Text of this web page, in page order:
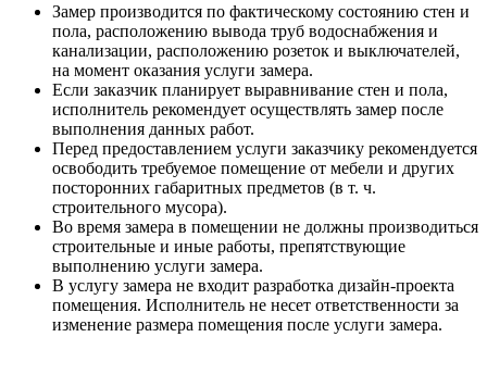
Замер производится по фактическому состоянию стен и
пола, расположению вывода труб водоснабжения и
канализации, расположению розеток и выключателей,
на момент оказания услуги замера.
Если заказчик планирует выравнивание стен и пола,
исполнитель рекомендует осуществлять замер после
выполнения данных работ.
Перед предоставлением услуги заказчику рекомендуется
освободить требуемое помещение от мебели и других
посторонних габаритных предметов (в т. ч.
строительного мусора).
Во время замера в помещении не должны производиться
строительные и иные работы, препятствующие
выполнению услуги замера.
В услугу замера не входит разработка дизайн-проекта
помещения. Исполнитель не несет ответственности за
изменение размера помещения после услуги замера.